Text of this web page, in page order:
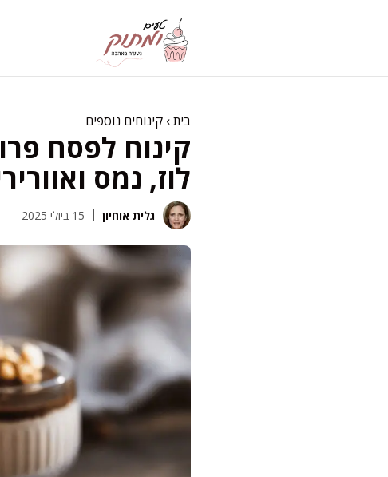
בית› קינוחים נוספים
קינוח לפסח
לוז, נמס
גלית אוחיון 15 ביולי 2025